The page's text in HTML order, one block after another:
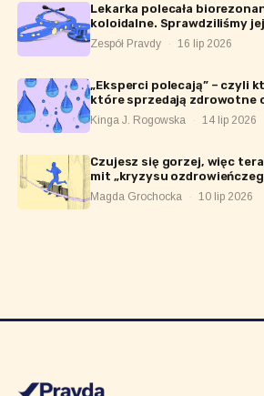
Lekarka polecała
koloidalne. Sprawdziliśmy
Zespół Pravdy · 16 lip 2026
„Eksperci polecają” – czyli kto? Trzy chwyty,
które sprzedają zdrowotne
Kinga J. Rogowska · 14 lip 2026
Czujesz się gorzej, więc
mit „kryzysu
Magda Grochocka · 10 lip 2026